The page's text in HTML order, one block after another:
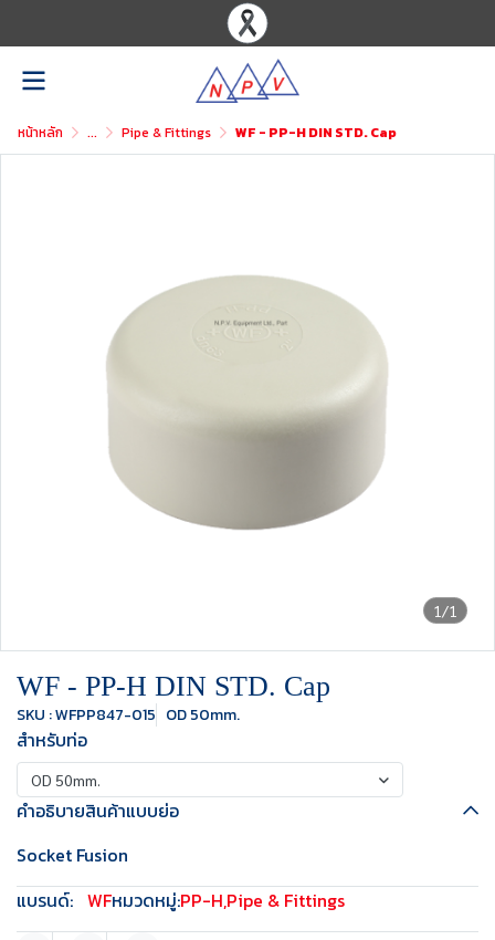
หน้าหลัก ... Pipe & Fittings WF - PP-H DIN STD. Cap
1/1
WF - PP-H DIN STD. Cap
SKU : WFPP847-015 OD 50mm.
สำหรับท่อ
OD 50mm.
คำอธิบายสินค้าแบบย่อ
Socket Fusion
แบรนด์: WFหมวดหมู่:PP-H,Pipe & Fittings